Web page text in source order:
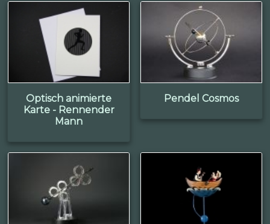
Optisch animierte
Karte - Rennender
Mann
Pendel Cosmos